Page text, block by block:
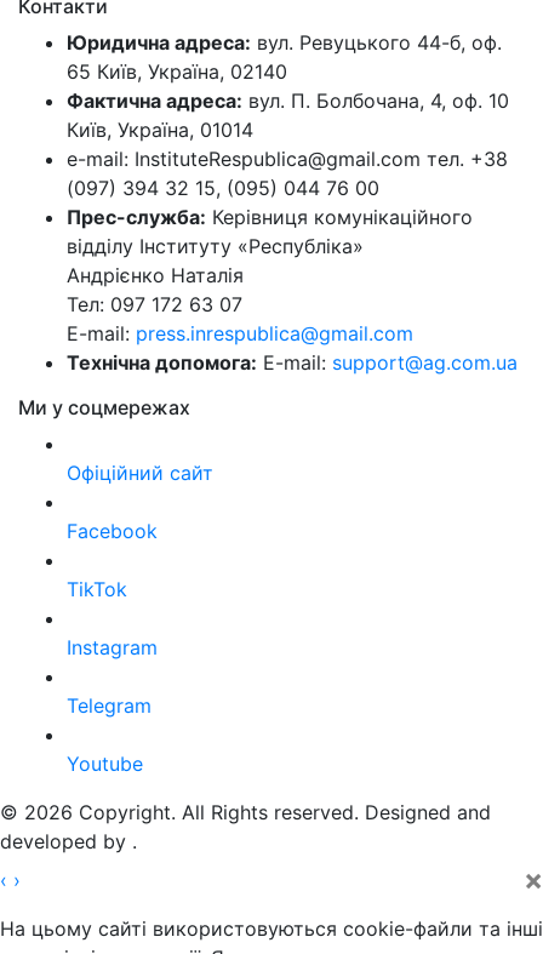
Контакти
Юридична адреса: вул. Ревуцького 44-б, оф.
65 Київ, Україна, 02140
Фактична адреса: вул. П. Болбочана, 4, оф. 10
Київ, Україна, 01014
e-mail: InstituteRespublica@gmail.com тел. +38
(097) 394 32 15, (095) 044 76 00
Прес-служба: Керівниця комунікаційного
відділу Інституту «Республіка»
Андрієнко Наталія
Тел: 097 172 63 07
E-mail: press.inrespublica@gmail.com
Технічна допомога: E-mail: support@ag.com.ua
Ми у соцмережах
Офіційний сайт
Facebook
TikTok
Instagram
Telegram
Youtube
© 2026 Copyright. All Rights reserved. Designed and
developed by .
‹ › ×
На цьому сайті використовуються cookie-файли та інші